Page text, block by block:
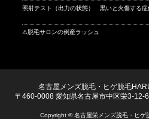
照射テスト（出力の状態） 黒いと火傷する症
⚠脱毛サロンの倒産ラッシュ
名古屋メンズ脱毛・ヒゲ脱毛
〒460-0008 愛知県名古屋市中区栄3-12-
Copyright © 名古屋栄メンズ脱毛・ヒゲ